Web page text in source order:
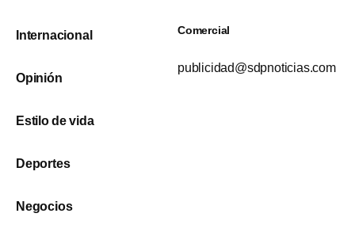
Internacional
Opinión
Estilo de vida
Deportes
Negocios
Comercial
publicidad@sdpnoticias.com